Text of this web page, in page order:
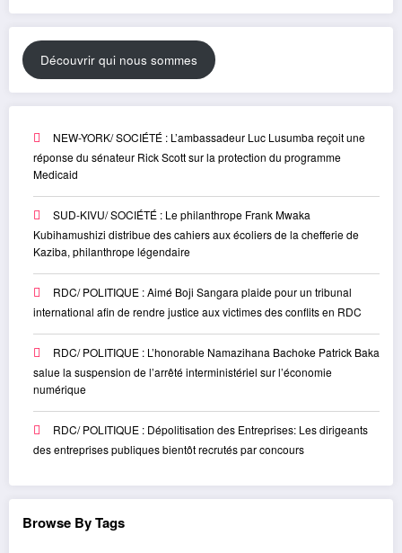
Découvrir qui nous sommes
NEW-YORK/ SOCIÉTÉ : L’ambassadeur Luc Lusumba reçoit une
réponse du sénateur Rick Scott sur la protection du programme
Medicaid
SUD-KIVU/ SOCIÉTÉ : Le philanthrope Frank Mwaka
Kubihamushizi distribue des cahiers aux écoliers de la chefferie de
Kaziba, philanthrope légendaire
RDC/ POLITIQUE : Aimé Boji Sangara plaide pour un tribunal
international afin de rendre justice aux victimes des conflits en RDC
RDC/ POLITIQUE : L’honorable Namazihana Bachoke Patrick Baka
salue la suspension de l’arrêté interministériel sur l’économie
numérique
RDC/ POLITIQUE : Dépolitisation des Entreprises: Les dirigeants
des entreprises publiques bientôt recrutés par concours
Browse By Tags